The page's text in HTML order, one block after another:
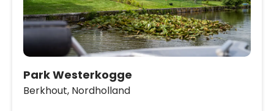
Park Westerkogge
Berkhout, Nordholland